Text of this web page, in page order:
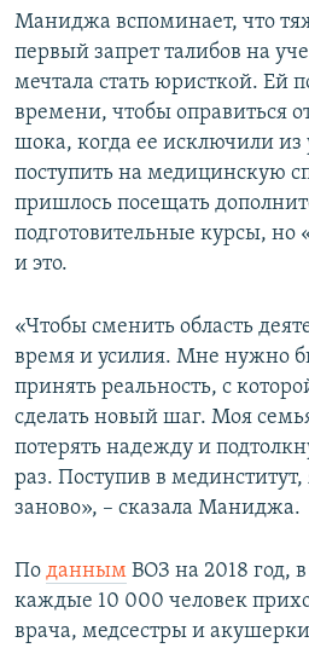
Маниджа вспоминает, что
первый запрет талибов на
мечтала стать юристкой. Ей
времени, чтобы оправиться
шока, когда ее исключили из
поступить на медицинскую
пришлось посещать
подготовительные курсы, но
и это.
«Чтобы сменить область
время и усилия. Мне нужно
принять реальность, с
сделать новый шаг. Моя
потерять надежду и
раз. Поступив в
заново», – сказала Маниджа.
По данным ВОЗ на 2018 год,
каждые 10 000 человек
врача, медсестры и